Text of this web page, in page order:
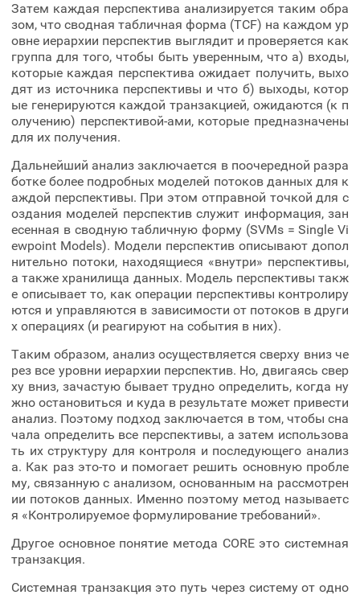
Затем каждая перспектива анализируется таким обра
зом, что сводная табличная форма (TCF) на каждом ур
овне иерархии перспектив выглядит и проверяется как
группа для того, чтобы быть уверенным, что а) входы,
которые каждая перспектива ожидает получить, выхо
дят из источника перспективы и что б) выходы, котор
ые генерируются каждой транзакцией, ожидаются (к п
олучению) перспективой-ами, которые предназначены
для их получения.
Дальнейший анализ заключается в поочередной разра
ботке более подробных моделей потоков данных для к
аждой перспективы. При этом отправной точкой для с
оздания моделей перспектив служит информация, зан
есенная в сводную табличную форму (SVMs = Single Vi
ewpoint Models). Модели перспектив описывают допол
нительно потоки, находящиеся «внутри» перспективы,
а также хранилища данных. Модель перспективы такж
е описывает то, как операции перспективы контролиру
ются и управляются в зависимости от потоков в други
х операциях (и реагируют на события в них).
Таким образом, анализ осуществляется сверху вниз че
рез все уровни иерархии перспектив. Но, двигаясь свер
ху вниз, зачастую бывает трудно определить, когда ну
жно остановиться и куда в результате может привести
анализ. Поэтому подход заключается в том, чтобы сна
чала определить все перспективы, а затем использова
ть их структуру для контроля и последующего анализ
а. Как раз это-то и помогает решить основную пробле
му, связанную с анализом, основанным на рассмотрен
ии потоков данных. Именно поэтому метод называетс
я «Контролируемое формулирование требований».
Другое основное понятие метода CORE это системная
транзакция.
Системная транзакция это путь через систему от одно